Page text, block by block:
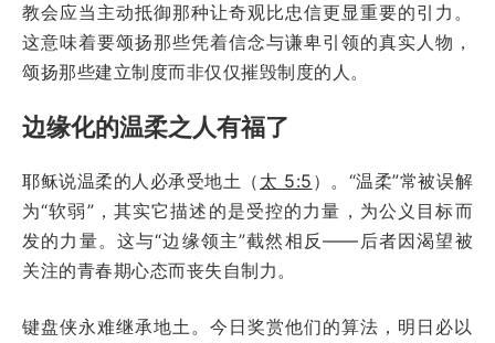
教会应当主动抵御那种让奇观比忠信更显重要的引力。
这意味着要颂扬那些凭着信念与谦卑引领的真实人物，
颂扬那些建立制度而非仅仅摧毁制度的人。
边缘化的温柔之人有福了
耶稣说温柔的人必承受地土（ 太 5:5 ）。“温柔”常被误解
为“软弱”，其实它描述的是受控的力量，为公义目标而
发的力量。这与“边缘领主”截然相反——后者因渴望被
关注的青春期心态而丧失自制力。
键盘侠永难继承地土。今日奖赏他们的算法，明日必以